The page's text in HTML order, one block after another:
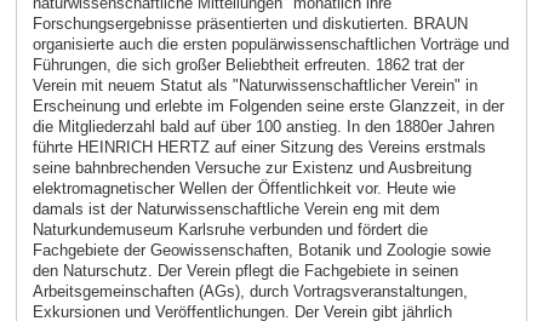
Forschungsergebnisse präsentierten und diskutierten. BRAUN
organisierte auch die ersten populärwissenschaftlichen Vorträge und
Führungen, die sich großer Beliebtheit erfreuten. 1862 trat der
Verein mit neuem Statut als "Naturwissenschaftlicher Verein" in
Erscheinung und erlebte im Folgenden seine erste Glanzzeit, in der
die Mitgliederzahl bald auf über 100 anstieg. In den 1880er Jahren
führte HEINRICH HERTZ auf einer Sitzung des Vereins erstmals
seine bahnbrechenden Versuche zur Existenz und Ausbreitung
elektromagnetischer Wellen der Öffentlichkeit vor. Heute wie
damals ist der Naturwissenschaftliche Verein eng mit dem
Naturkundemuseum Karlsruhe verbunden und fördert die
Fachgebiete der Geowissenschaften, Botanik und Zoologie sowie
den Naturschutz. Der Verein pflegt die Fachgebiete in seinen
Arbeitsgemeinschaften (AGs), durch Vortragsveranstaltungen,
Exkursionen und Veröffentlichungen. Der Verein gibt jährlich